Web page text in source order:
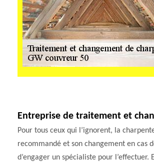
Entreprise de traitement et
Pour tous ceux qui l’ignorent, la
recommandé et son changement en cas
d’engager un spécialiste pour